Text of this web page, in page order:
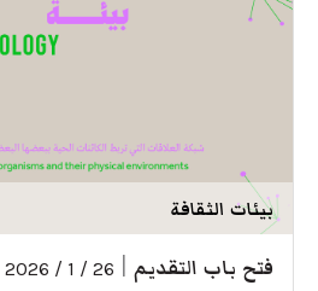
بيئات الثقافة
فتح باب التقديم 26 / 1 / 2026